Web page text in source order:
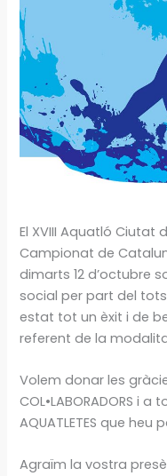
El XVIII Aquatló Ciutat
Campionat de
dimarts 12 d’octubre
social per part del
estat tot un èxit i de
referent de la
Volem donar les
COL•LABORADORS i
AQUATLETES que
Agraïm la vostra